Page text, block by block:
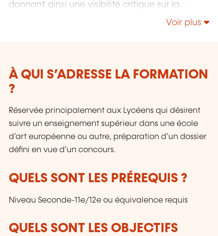
donnant ainsi une visibilité critique sur la
d'Aptitude en Arts Plastiques tout public est
Voir plus
À QUI S’ADRESSE LA FORMATION
?
Réservée principalement aux Lycéens qui désirent
suivre un enseignement supérieur dans une école
d’art européenne ou autre, préparation d’un dossier
défini en vue d’un concours.
QUELS SONT LES PRÉREQUIS ?
Niveau Seconde-11e/12e ou équivalence requis
QUELS SONT LES OBJECTIFS